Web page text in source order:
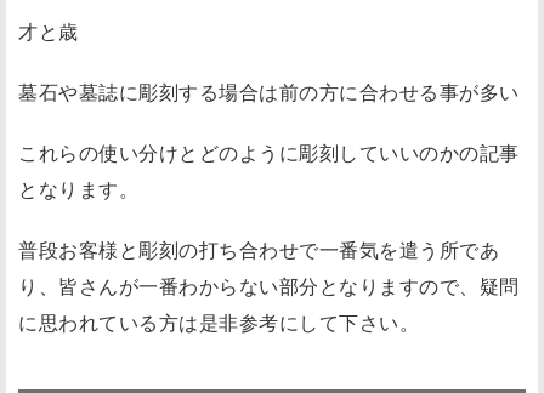
才と歳
墓石や墓誌に彫刻する場合は前の方に合わせる事が多い
これらの使い分けとどのように彫刻していいのかの記事
となります。
普段お客様と彫刻の打ち合わせで一番気を遣う所であ
り、皆さんが一番わからない部分となりますので、疑問
に思われている方は是非参考にして下さい。